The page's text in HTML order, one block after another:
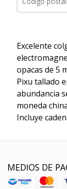
Excelente
opacas de 5
Pixu tallado
abundancia
moneda
Incluye
MEDIOS DE